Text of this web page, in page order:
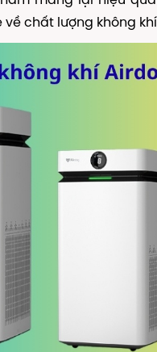
chất lượng không